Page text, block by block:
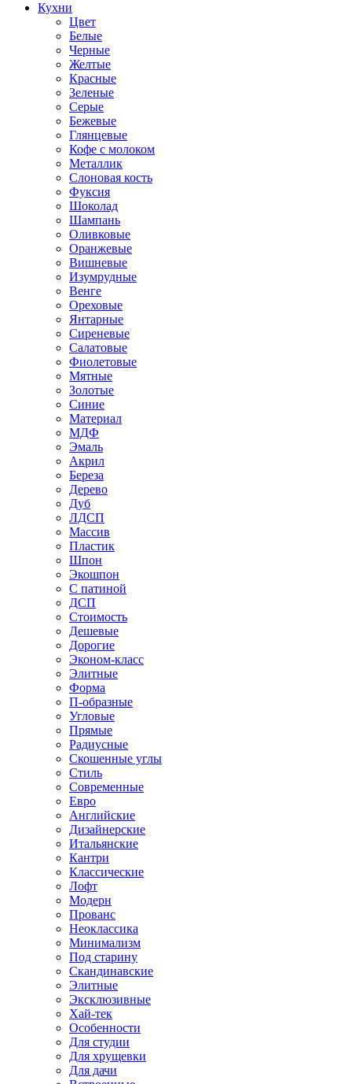
Кухни
Цвет
Белые
Черные
Желтые
Красные
Зеленые
Серые
Бежевые
Глянцевые
Кофе с молоком
Металлик
Слоновая кость
Фуксия
Шоколад
Шампань
Оливковые
Оранжевые
Вишневые
Изумрудные
Венге
Ореховые
Янтарные
Сиреневые
Салатовые
Фиолетовые
Мятные
Золотые
Синие
Материал
МДФ
Эмаль
Акрил
Береза
Дерево
Дуб
ЛДСП
Массив
Пластик
Шпон
Экошпон
С патиной
ДСП
Стоимость
Дешевые
Дорогие
Эконом-класс
Элитные
Форма
П-образные
Угловые
Прямые
Радиусные
Скошенные углы
Стиль
Современные
Евро
Английские
Дизайнерские
Итальянские
Кантри
Классические
Лофт
Модерн
Прованс
Неоклассика
Минимализм
Под старину
Скандинавские
Элитные
Эксклюзивные
Хай-тек
Особенности
Для студии
Для хрущевки
Для дачи